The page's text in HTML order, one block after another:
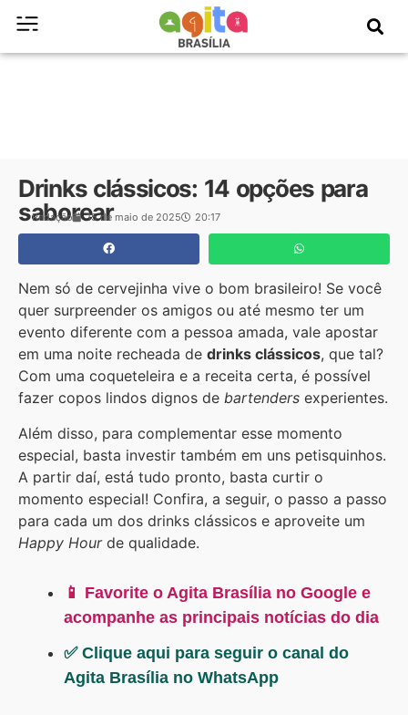
Drinks clássicos: 14 opções para
saborear
Redação 15 de maio de 2025 20:17
Nem só de cervejinha vive o bom brasileiro! Se você
quer surpreender os amigos ou até mesmo ter um
evento diferente com a pessoa amada, vale apostar
em uma noite recheada de drinks clássicos, que tal?
Com uma coqueteleira e a receita certa, é possível
fazer copos lindos dignos de bartenders experientes.
Além disso, para complementar esse momento
especial, basta investir também em uns petisquinhos.
A partir daí, está tudo pronto, basta curtir o
momento especial! Confira, a seguir, o passo a passo
para cada um dos drinks clássicos e aproveite um
Happy Hourde qualidade.
📱 Favorite o Agita Brasília no Google e
acompanhe as principais notícias do dia
✅ Clique aqui para seguir o canal do
Agita Brasília no WhatsApp